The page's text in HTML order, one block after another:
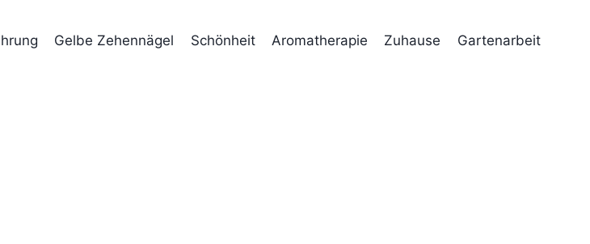
Gelbe Zehennägel Schönheit Aromatherapie Zuhause Gartenarbeit